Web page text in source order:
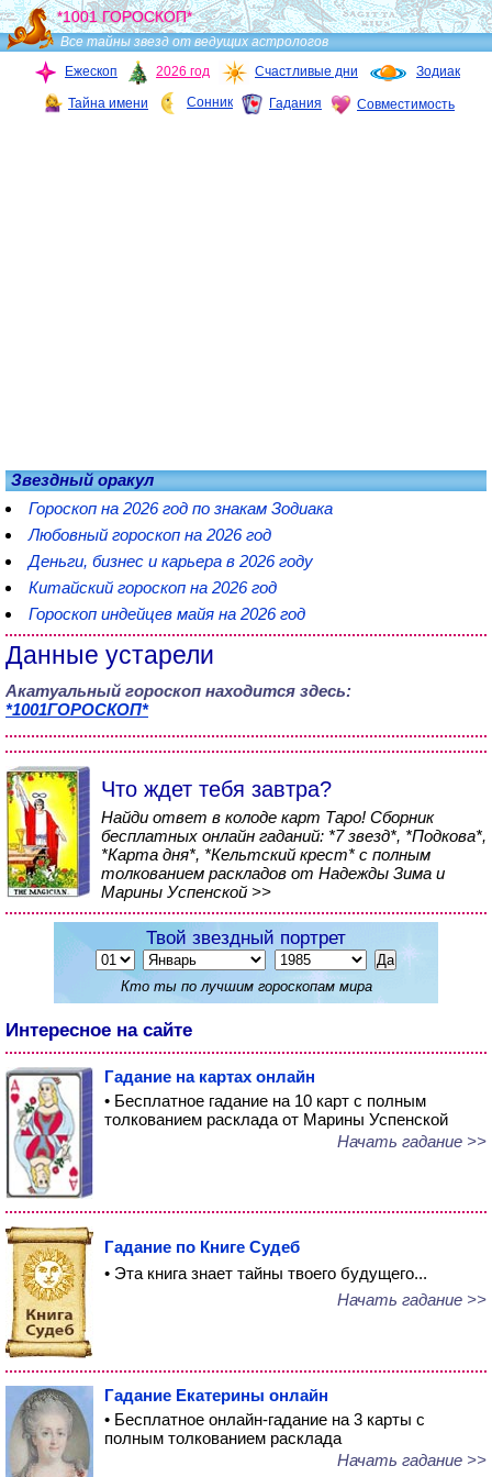
*1001 ГОРОСКОП*
Все тайны звезд от ведущих астрологов
Ежескоп
2026 год Счастливые дни Зодиак
Тайна имени Сонник Гадания Совместимость
Звездный оракул
Гороскоп на 2026 год по знакам Зодиака
Любовный гороскоп на 2026 год
Деньги, бизнес и карьера в 2026 году
Китайский гороскоп на 2026 год
Гороскоп индейцев майя на 2026 год
Данные устарели
Акатуальный гороскоп находится здесь:
*1001ГОРОСКОП*
Что ждет тебя завтра?
Найди ответ в колоде карт Таро! Сборник
бесплатных онлайн гаданий: *7 звезд*, *Подкова*,
*Карта дня*, *Кельтский крест* с полным
толкованием раскладов от Надежды Зима и
Марины Успенской >>
Твой звездный портрет
Кто ты по лучшим гороскопам мира
Интересное на сайте
Гадание на картах онлайн
• Бесплатное гадание на 10 карт с полным
толкованием расклада от Марины Успенской
Начать гадание >>
Гадание по Книге Судеб
• Эта книга знает тайны твоего будущего...
Начать гадание >>
Гадание Екатерины онлайн
• Бесплатное онлайн-гадание на 3 карты с
полным толкованием расклада
Начать гадание >>